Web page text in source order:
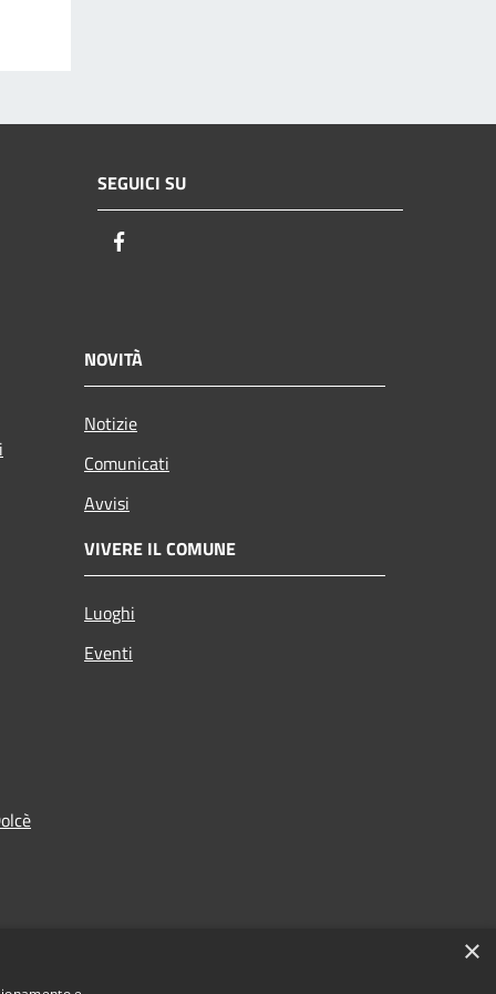
SEGUICI SU
NOVITÀ
Notizie
Comunicati
Avvisi
VIVERE IL COMUNE
Luoghi
Eventi
×